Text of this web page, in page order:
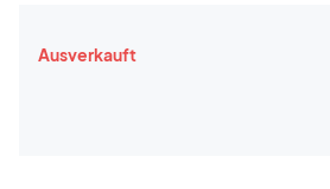
Ausverkauft